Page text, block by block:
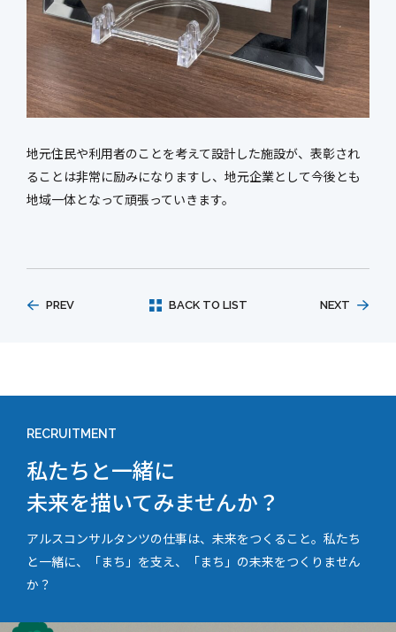
地元住民や利用者のことを考えて設計した施設が、表彰され
ることは非常に励みになりますし、地元企業として今後とも
地域一体となって頑張っていきます。
PREV BACK TO LIST NEXT
RECRUITMENT
私たちと一緒に
未来を描いてみませんか？
アルスコンサルタンツの仕事は、未来をつくること。私たち
と一緒に、「まち」を支え、「まち」の未来をつくりません
か？